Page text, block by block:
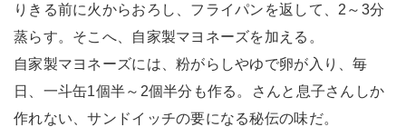
りきる前に火からおろし、フライパンを返して、2～3分
蒸らす。そこへ、自家製マヨネーズを加える。
自家製マヨネーズには、粉がらしやゆで卵が入り、毎
日、一斗缶1個半～2個半分も作る。さんと息子さんしか
作れない、サンドイッチの要になる秘伝の味だ。